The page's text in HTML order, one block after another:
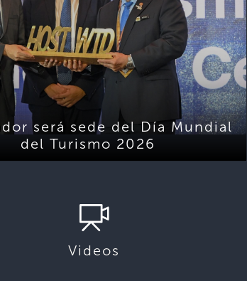
será sede del Día Mundial
del Turismo 2026
Videos